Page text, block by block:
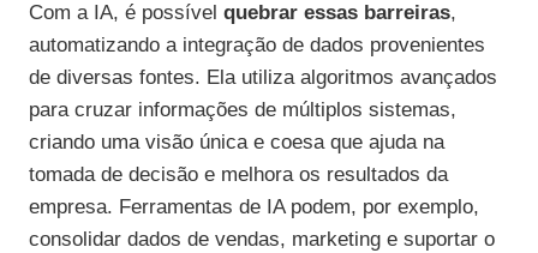
Com a IA, é possível quebrar essas barreiras,
automatizando a integração de dados provenientes
de diversas fontes. Ela utiliza algoritmos avançados
para cruzar informações de múltiplos sistemas,
criando uma visão única e coesa que ajuda na
tomada de decisão e melhora os resultados da
empresa. Ferramentas de IA podem, por exemplo,
consolidar dados de vendas, marketing e suportar o